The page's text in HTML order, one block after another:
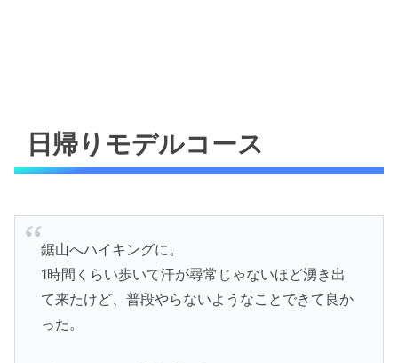
日帰りモデルコース
鋸山へハイキングに。
1時間くらい歩いて汗が尋常じゃないほど湧き出
て来たけど、普段やらないようなことできて良か
った。